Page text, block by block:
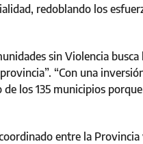
redoblando los
sin Violencia
“Con una
los 135 municipios
entre la